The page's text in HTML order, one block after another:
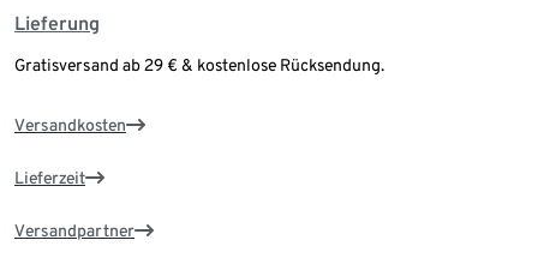
Lieferung
Gratisversand ab 29 € & kostenlose Rücksendung.
Versandkosten
Lieferzeit
Versandpartner